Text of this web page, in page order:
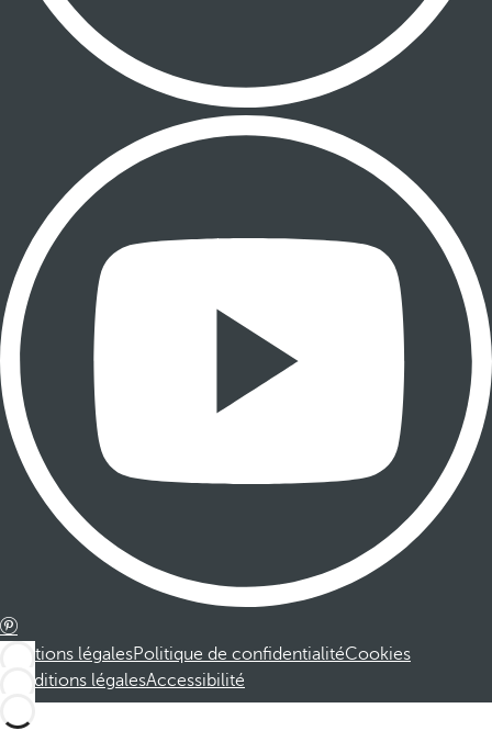
Mentions légalesPolitique de confidentialitéCookies
Conditions légalesAccessibilité